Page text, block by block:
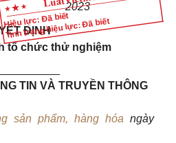
Hiệu lực: Đã biết
Tình trạng hiệu lực: Đã biết
2023
ĐỊNH
tổ chức thử nghiệm
TIN VÀ TRUYỀN THÔNG
sản phẩm, hàng hóa ngày